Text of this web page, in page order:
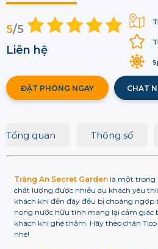
5/5
Liên hệ
ĐẶT PHÒNG NGAY CHAT
Tổng quan Thông số
Tràng An Secret Gardenlà một trong
chất lượng được nhiều du khách yêu
khách khi đến đây đều bị choáng ngợp
nong nước hữu tình mang lại cảm giác
khách khi ghé thăm. Hãy theo chân
nhé!